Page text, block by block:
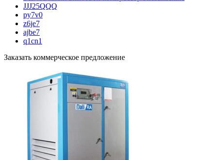
JJJ25QQQ
py7v0
z6je7
ajbe7
q1cn1
Заказать коммерческое предложение